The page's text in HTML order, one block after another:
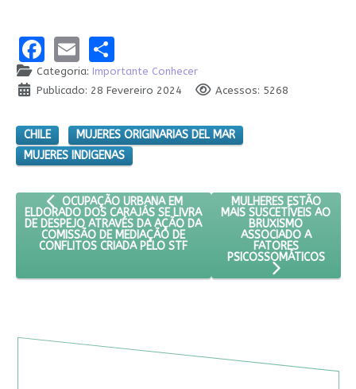
Facebook
EmailShare
Categoria: Importante Conhecer
Publicado: 28 Fevereiro 2024
Acessos: 5268
CHILE
MUJERES ORIGINARIAS DEL MAR
MUJERES INDIGENAS
ARTIGO ANTERIOR: OCUPAÇÃO URBANA EM ELDORADO
OCUPAÇÃO URBANA EM
ELDORADO DOS CARAJÁS SE LIVRA
DE DESPEJO ATRAVÉS DA AÇÃO DA
COMISSÃO DE MEDIAÇÃO DE
CONFLITOS CRIADA PELO STF
PRÓXIMO ARTIGO:
MULHERES ESTÃO
MAIS SUSCETÍVEIS AO
BRUXISMO
ASSOCIADO A
FATORES
PSICOSSOMÁTICOS